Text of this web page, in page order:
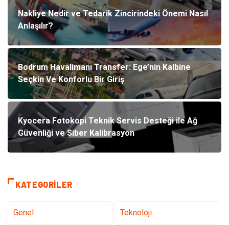
Nakliye Nedir ve Tedarik Zincirindeki Önemi Nasıl
Anlaşılır?
Bodrum Havalimanı Transfer: Ege’nin Kalbine
Seçkin Ve Konforlu Bir Giriş
Kyocera Fotokopi Teknik Servis Desteği ile Ağ
Güvenliği ve Siber Kalibrasyon
KATEGORILER
Genel Teknoloji